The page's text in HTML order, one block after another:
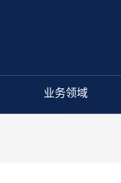
业务领域